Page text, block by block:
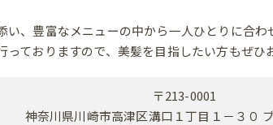
い、豊富なメニューの中から一人ひとりに合
っておりますので、美髪を目指したい方もぜひ
〒213-0001
神奈川県川崎市高津区溝口１丁目１－３０